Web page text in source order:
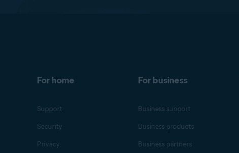
For home
Support
Security
Privacy
For business
Business support
Business products
Business partners